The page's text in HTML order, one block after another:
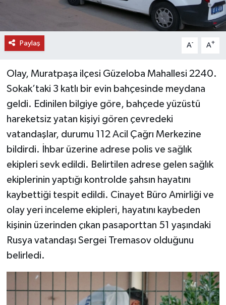
Paylaş A- A+
Olay, Muratpaşa ilçesi Güzeloba Mahallesi 2240.
Sokak’taki 3 katlı bir evin bahçesinde meydana
geldi. Edinilen bilgiye göre, bahçede yüzüstü
hareketsiz yatan kişiyi gören çevredeki
vatandaşlar, durumu 112 Acil Çağrı Merkezine
bildirdi. İhbar üzerine adrese polis ve sağlık
ekipleri sevk edildi. Belirtilen adrese gelen sağlık
ekiplerinin yaptığı kontrolde şahsın hayatını
kaybettiği tespit edildi. Cinayet Büro Amirliği ve
olay yeri inceleme ekipleri, hayatını kaybeden
kişinin üzerinden çıkan pasaporttan 51 yaşındaki
Rusya vatandaşı Sergei Tremasov olduğunu
belirledi.
RÖPORTAJ
YAZARLAR
RESMİ İLAN
MAGAZİN